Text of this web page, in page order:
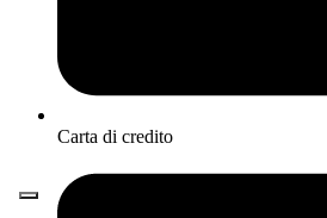
Carta di credito